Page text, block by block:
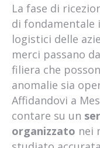
spedizioni ADR su pallet
spedizioni ADR su bancali
spedizioni assicurate
spedizioni con
pallex roma
spedizione merci
spedizione materiali
trasporto su pallet in
stoccaggio merce per
La fase di
di fondamentale
logistici delle
merci passano
filiera che
anomalie sia
Affidandovi a
contare su un
organizzato nei